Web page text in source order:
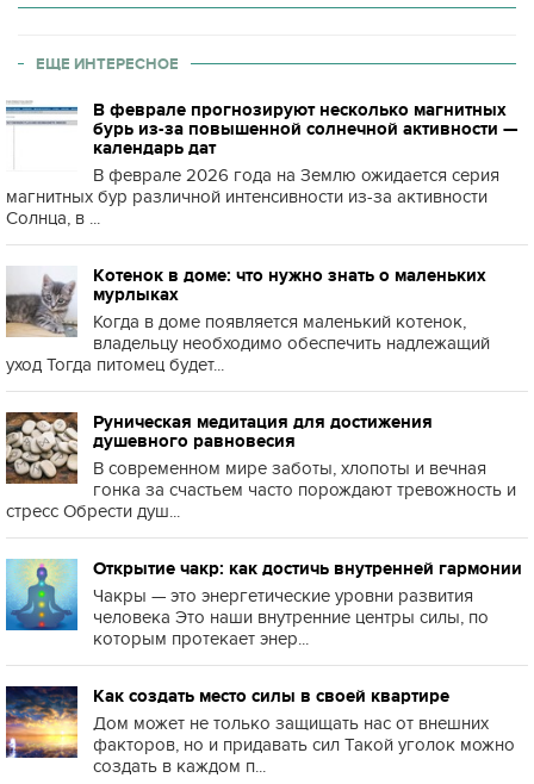
ЕЩЕ ИНТЕРЕСНОЕ
В феврале прогнозируют несколько магнитных
бурь из-за повышенной солнечной активности —
календарь дат
В феврале 2026 года на Землю ожидается серия
магнитных бур различной интенсивности из-за активности
Солнца, в ...
Котенок в доме: что нужно знать о маленьких
мурлыках
Когда в доме появляется маленький котенок,
владельцу необходимо обеспечить надлежащий
уход Тогда питомец будет...
Руническая медитация для достижения
душевного равновесия
В современном мире заботы, хлопоты и вечная
гонка за счастьем часто порождают тревожность и
стресс Обрести душ...
Открытие чакр: как достичь внутренней гармонии
Чакры — это энергетические уровни развития
человека Это наши внутренние центры силы, по
которым протекает энер...
Как создать место силы в своей квартире
Дом может не только защищать нас от внешних
факторов, но и придавать сил Такой уголок можно
создать в каждом п...